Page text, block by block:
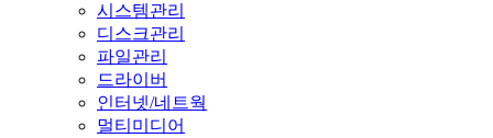
시스템관리
디스크관리
파일관리
드라이버
인터넷/네트웍
멀티미디어